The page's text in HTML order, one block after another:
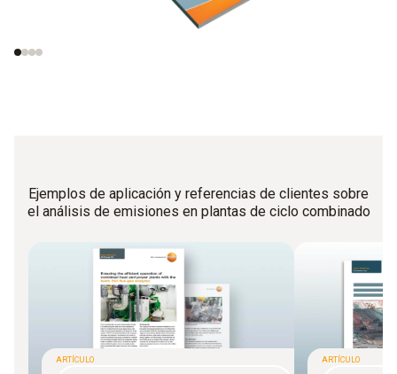
electroquímicos de
Ejemplos de aplicación y referencias de clientes sobre
el análisis de emisiones en plantas de ciclo combinado
ARTÍCULO ARTÍCULO